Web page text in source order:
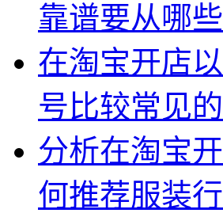
靠谱要从哪
在淘宝开店
号比较常见
分析在淘宝
何推荐服装行